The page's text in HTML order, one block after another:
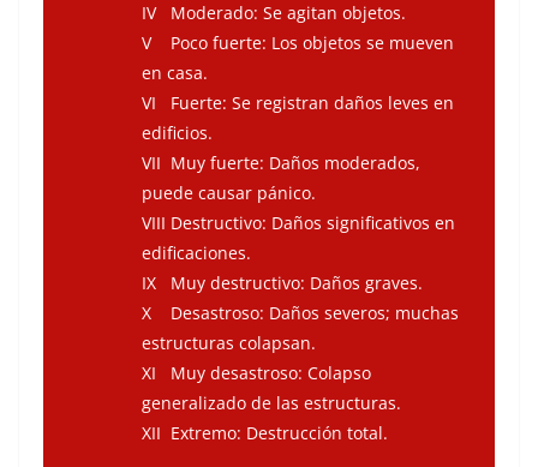
IV Moderado: Se agitan objetos.
V Poco fuerte: Los objetos se mueven
en casa.
VI Fuerte: Se registran daños leves en
edificios.
VII Muy fuerte: Daños moderados,
puede causar pánico.
VIII Destructivo: Daños significativos en
edificaciones.
IX Muy destructivo: Daños graves.
X Desastroso: Daños severos; muchas
estructuras colapsan.
XI Muy desastroso: Colapso
generalizado de las estructuras.
XII Extremo: Destrucción total.